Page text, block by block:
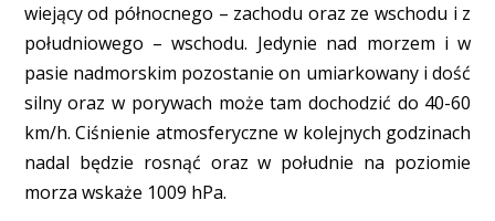
wiejący od północnego – zachodu oraz ze wschodu i z
południowego – wschodu. Jedynie nad morzem i w
pasie nadmorskim pozostanie on umiarkowany i dość
silny oraz w porywach może tam dochodzić do 40-60
km/h. Ciśnienie atmosferyczne w kolejnych godzinach
nadal będzie rosnąć oraz w południe na poziomie
morza wskaże 1009 hPa.